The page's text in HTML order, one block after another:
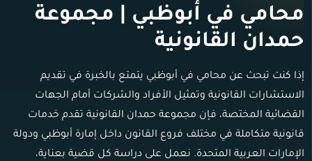
محامي في أبوظبي | مجموعة
حمدان القانونية
إذا كنت تبحث عن محامي في أبوظبي يتمتع بالخبرة في تقديم
الاستشارات القانونية وتمثيل الأفراد والشركات أمام الجهات
القضائية المختصة، فإن مجموعة حمدان القانونية تقدم خدمات
قانونية متكاملة في مختلف فروع القانون داخل إمارة أبوظبي ودولة
الإمارات العربية المتحدة. نعمل على دراسة كل قضية بعناية،